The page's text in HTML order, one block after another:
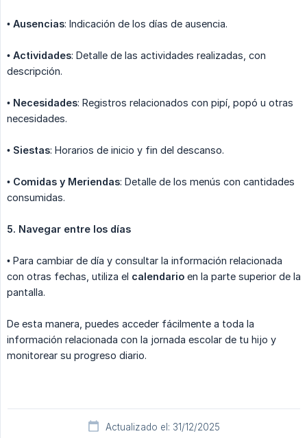
• Ausencias: Indicación de los días de ausencia.
• Actividades: Detalle de las actividades realizadas, con
descripción.
• Necesidades: Registros relacionados con pipí, popó u otras
necesidades.
• Siestas: Horarios de inicio y fin del descanso.
• Comidas y Meriendas: Detalle de los menús con cantidades
consumidas.
5. Navegar entre los días
• Para cambiar de día y consultar la información relacionada
con otras fechas, utiliza el calendario en la parte superior de la
pantalla.
De esta manera, puedes acceder fácilmente a toda la
información relacionada con la jornada escolar de tu hijo y
monitorear su progreso diario.
Actualizado el: 31/12/2025